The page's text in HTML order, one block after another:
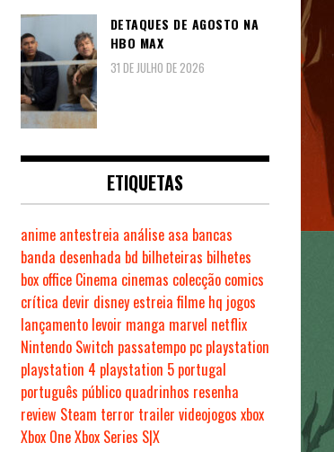
DETAQUES DE AGOSTO NA
HBO MAX
31 DE JULHO DE 2026
ETIQUETAS
anime antestreia análise asa bancas
banda desenhada bd bilheteiras bilhetes
box office Cinema cinemas colecção comics
crítica devir disney estreiafilme hq jogos
lançamento levoir manga marvel netflix
Nintendo Switch passatempo pc playstation
playstation 4 playstation 5 portugal
português público quadrinhos resenha
review Steam terror trailer videojogos xbox
Xbox OneXbox Series S|X